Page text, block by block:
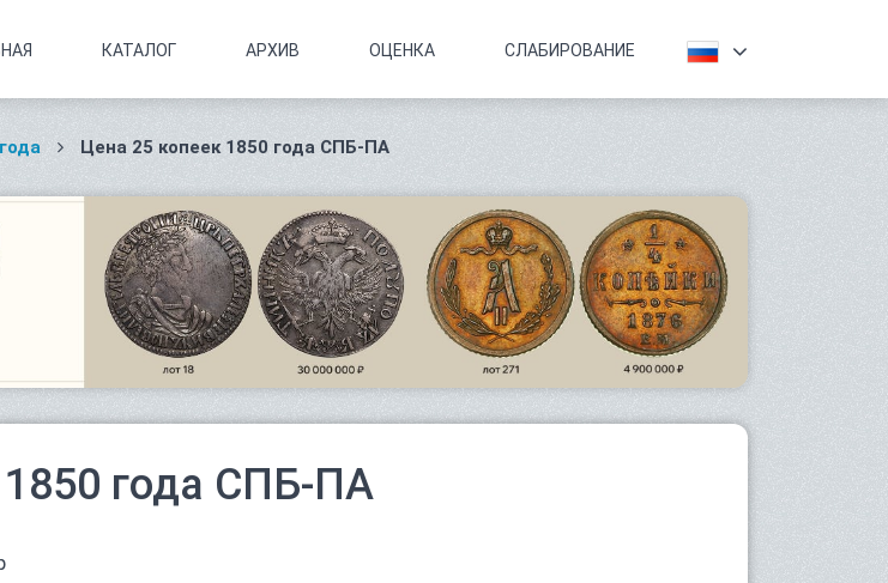
КАТАЛОГ АРХИВ ОЦЕНКА СЛАБИРОВАНИЕ
Цена 25 копеек 1850 года СПБ-ПА
1850 года СПБ-ПА